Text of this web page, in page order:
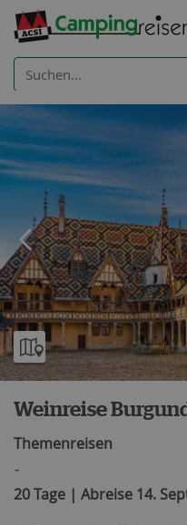
Weinreise
Themenreisen
-
20 Tage | Abreise 14.